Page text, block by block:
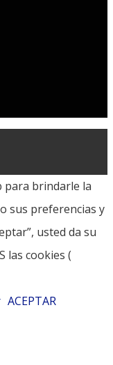
para brindarle la
sus preferencias y
usted da su
las cookies (
ACEPTAR